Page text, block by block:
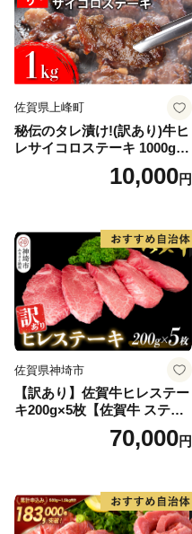
佐賀県上峰町
秘伝のタレ漬け!(訳あり)牛ヒ
レサイコロステーキ 1000g
10,000円
佐賀県神埼市
【訳あり】佐賀牛ヒレステー
キ200g×5枚【佐賀牛 ステー
キ ブランド肉 ヒレ肉 フィレ
肉 ジューシー ヘルシー】(H0
70,000円